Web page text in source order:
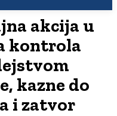
akcija u
kontrola
kazne do
i zatvor